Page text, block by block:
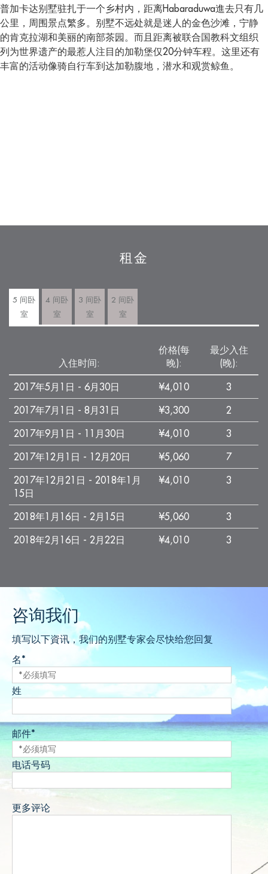
普加卡达别墅驻扎于一个乡村内，距离Habaraduwa進去只有几
公里，周围景点繁多。别墅不远处就是迷人的金色沙滩，宁静
的肯克拉湖和美丽的南部茶园。而且距离被联合国教科文组织
列为世界遗产的最惹人注目的加勒堡仅20分钟车程。这里还有
丰富的活动像骑自行车到达加勒腹地，潜水和观赏鲸鱼。
租金
5 间卧
室
4 间卧
室
3 间卧
室
2 间卧
室
入住时间:
价格(每
晚):
最少入住
(晚):
2017年5月1日 - 6月30日
¥4,010
3
2017年7月1日 - 8月31日
¥3,300
2
2017年9月1日 - 11月30日
¥4,010
3
2017年12月1日 - 12月20日
¥5,060
7
2017年12月21日 - 2018年1月
15日
¥4,010 3
2018年1月16日 - 2月15日 ¥5,060
3
2018年2月16日 - 2月22日
¥4,010 3
咨询我们
填写以下資讯，我们的别墅专家会尽快给您回复
名*
姓
邮件*
电话号码
更多评论